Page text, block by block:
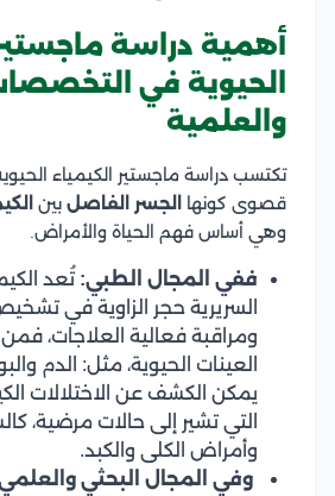
أهمية دراسة
الحيوية في
والعلمية
تكتسب دراسة ماجستير الكيمياء
قصوى كونها
الجسر الفاصل بين
وهي أساس فهم الحياة والأمراض.
ففي المجال الطبي: تُعد
السريرية حجر الزاوية في
ومراقبة فعالية العلاجات،
العينات الحيوية، مثل: الدم
يمكن الكشف عن الاختلالات
التي تشير إلى حالات مرضية،
وأمراض الكلى والكبد.
وفي المجال البحثي